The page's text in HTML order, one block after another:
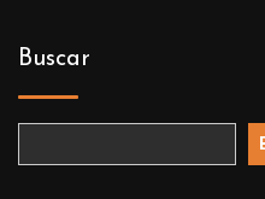
Buscar